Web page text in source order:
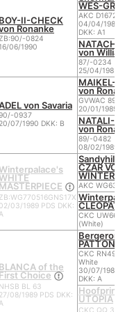
BOY-II-CHECK
Ronanke
0824
06/1990
WES-
AKC D167261
04/04/1983
DKK: A1
NATACHA
von
87/-0234
25/04/1985
von Savaria
0937
20/07/1990 DKK: B
MAIKEL-
von
GVWAC 89/-
20/01/1989
NATALI-
von
89/-0482
08/02/1989
ZB:WG770516GNS17X
02/03/1989 PDS DKK:
Sandyhill's
CZAR VON
AKC
CKC
(White)
BLANCA of the
Choice
NHSB BL 63
27/08/1989 PDS DKK:
PATTON
CKC
White
30/07/1984
DKK: A
Hoofprint
UTOPIA